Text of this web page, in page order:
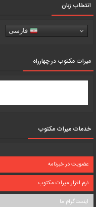
انتخاب زبان
فارسی
میرات مکتوب در چهارراه
خدمات میراث مکتوب
عضویت در خبرنامه
نرم افزار میراث مکتوب
اینستاگرام ما